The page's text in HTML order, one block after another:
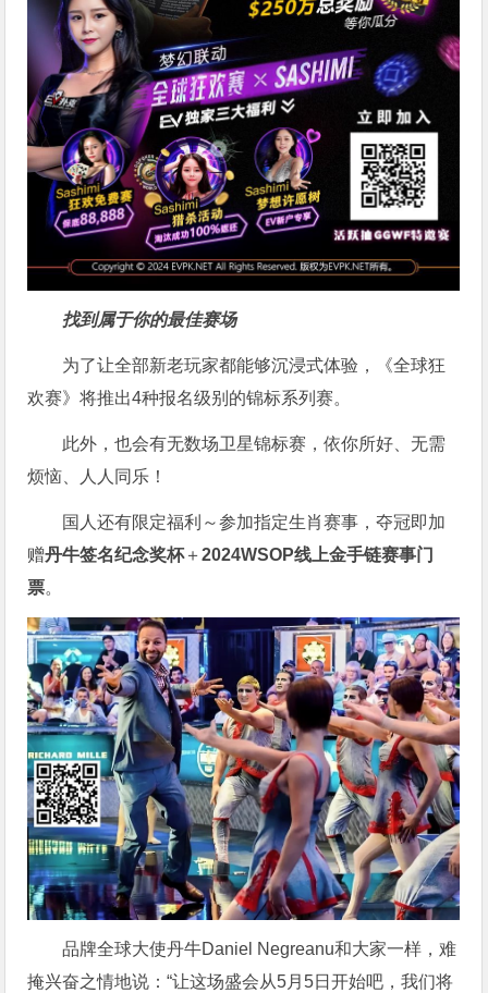
找到属于你的最佳赛场
为了让全部新老玩家都能够沉浸式体验，《全球狂
欢赛》将推出4种报名级别的锦标系列赛。
此外，也会有无数场卫星锦标赛，依你所好、无需
烦恼、人人同乐！
国人还有限定福利～参加指定生肖赛事，夺冠即加
赠丹牛签名纪念奖杯＋2024WSOP线上金手链赛事门
票。
品牌全球大使丹牛Daniel Negreanu和大家一样，难
掩兴奋之情地说：“让这场盛会从5月5日开始吧，我们将